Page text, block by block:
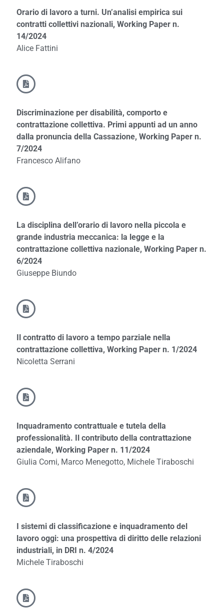
Orario di lavoro a turni. Un’analisi empirica sui
contratti collettivi nazionali, Working Paper n.
14/2024
Alice Fattini
Discriminazione per disabilità, comporto e
contrattazione collettiva. Primi appunti ad un anno
dalla pronuncia della Cassazione, Working Paper n.
7/2024
Francesco Alifano
La disciplina dell’orario di lavoro nella piccola e
grande industria meccanica: la legge e la
contrattazione collettiva nazionale, Working Paper n.
6/2024
Giuseppe Biundo
Il contratto di lavoro a tempo parziale nella
contrattazione collettiva, Working Paper n. 1/2024
Nicoletta Serrani
Inquadramento contrattuale e tutela della
professionalità. Il contributo della contrattazione
aziendale, Working Paper n. 11/2024
Giulia Comi, Marco Menegotto, Michele Tiraboschi
I sistemi di classificazione e inquadramento del
lavoro oggi: una prospettiva di diritto delle relazioni
industriali, in DRI n. 4/2024
Michele Tiraboschi